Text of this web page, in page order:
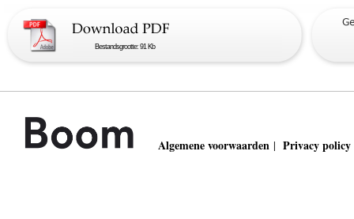
Bestandsgrootte: 91 Kb
Algemene voorwaarden | Privacy policy